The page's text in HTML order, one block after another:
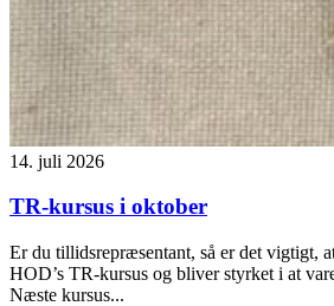
14. juli 2026
TR-kursus i oktober
Er du tillidsrepræsentant, så er det vigtigt,
HOD’s TR-kursus og bliver styrket i at
Næste kursus...